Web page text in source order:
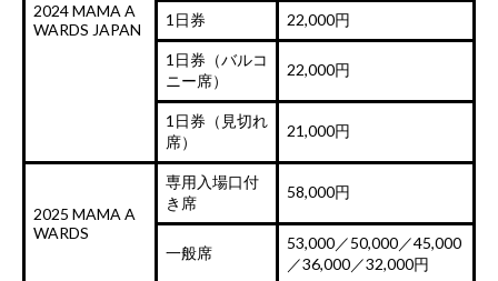
2024 MAMA A
WARDS JAPAN
1日券 22,000円
1日券（バルコ
ニー席）
22,000円
1日券（見切れ
席）
21,000円
2025 MAMA A
WARDS
専用入場口付
き席
58,000円
一般席
53,000／50,000／45,000
／36,000／32,000円